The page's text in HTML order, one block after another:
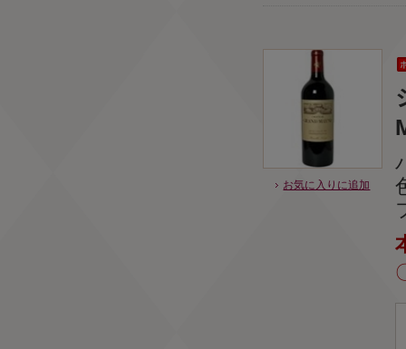
お気に入りに追加